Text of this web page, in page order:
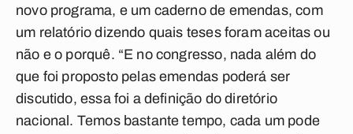
novo programa, e um caderno de emendas, com
um relatório dizendo quais teses foram aceitas ou
não e o porquê. “E no congresso, nada além do
que foi proposto pelas emendas poderá ser
discutido, essa foi a definição do diretório
nacional. Temos bastante tempo, cada um pode